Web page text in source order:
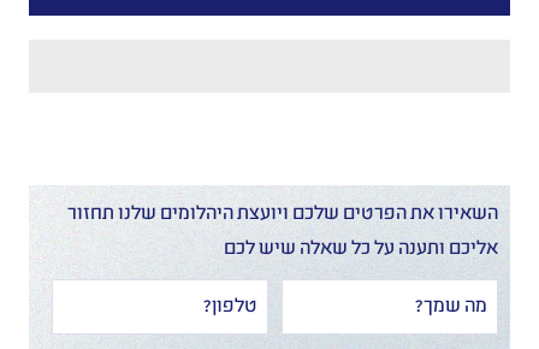
השאירו את הפרטים שלכם ויועצת היהלומים שלנו תחזור
אליכם ותענה על כל שאלה שיש לכם